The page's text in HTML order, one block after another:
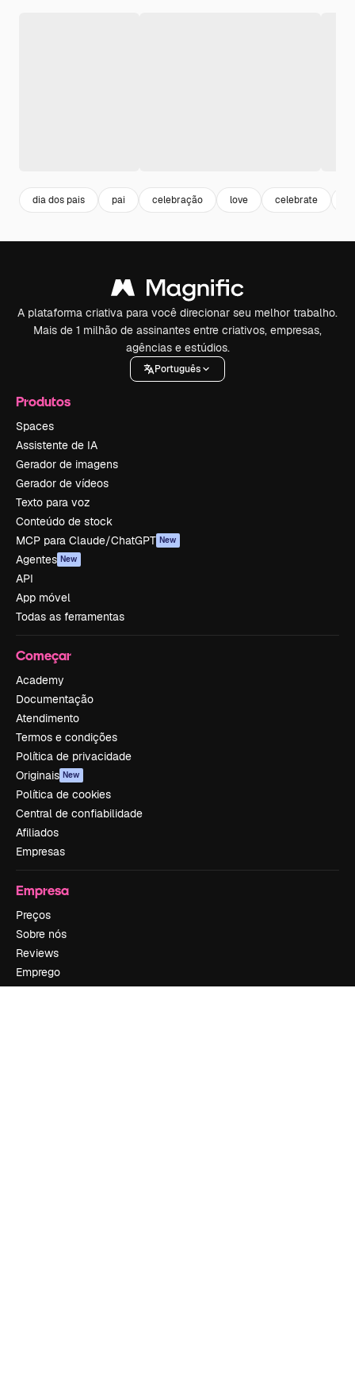
dia dos pais pai celebração love celebrate
A plataforma criativa para você direcionar seu melhor trabalho.
Mais de 1 milhão de assinantes entre criativos, empresas,
agências e estúdios.
Português
Produtos
Spaces
Assistente de IA
Gerador de imagens
Gerador de vídeos
Texto para voz
Conteúdo de stock
MCP para Claude/ChatGPT New
Agentes New
API
App móvel
Todas as ferramentas
Começar
Academy
Documentação
Atendimento
Termos e condições
Política de privacidade
Originais New
Política de cookies
Central de confiabilidade
Afiliados
Empresas
Empresa
Preços
Sobre nós
Reviews
Emprego
Tendências de pesquisa